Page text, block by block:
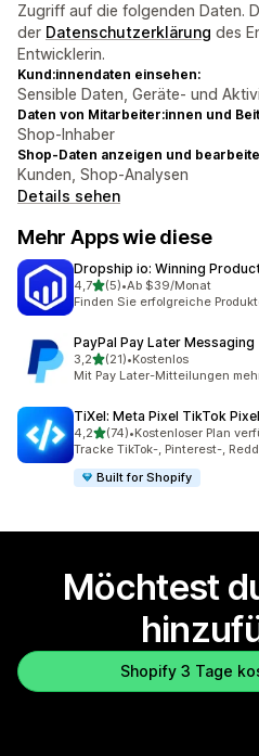
Zugriff auf die folgenden Daten.
der Datenschutzerklärung des
Entwicklerin.
Kund:innendaten einsehen:
Sensible Daten, Geräte- und
Daten von Mitarbeiter:innen und
Shop-Inhaber
Shop-Daten anzeigen und
Kunden, Shop-Analysen
Details sehen
Mehr Apps wie diese
Dropship io: Winning
4,7von 5 Sternen
(5)
5 Rezensionen insgesamt
•Ab $39/Monat
Finden Sie erfolgreiche
PayPal Pay Later Messaging
3,2von 5 Sternen
(21)
21 Rezensionen insgesamt
•Kostenlos
Mit Pay Later-Mitteilungen
TiXel: Meta Pixel TikTok Pixel
4,2von 5 Sternen
(74)
74 Rezensionen insgesamt
•Kostenloser Plan
Tracke TikTok-, Pinterest-,
Built for Shopify
Möchtest
Shopify 3 Tage